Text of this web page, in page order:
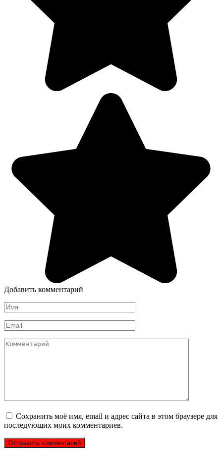
Добавить комментарий
Имя
*
Email
*
Комментарий
Сохранить моё имя, email и адрес сайта в этом браузере для
последующих моих комментариев.